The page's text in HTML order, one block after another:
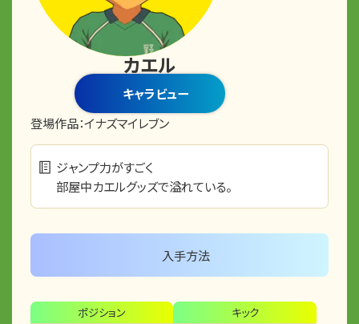
カエル
キャラビュー
登場作品：イナズマイレブン
ジャンプ力がすごく
部屋中カエルグッズで溢れている。
入手方法
ポジション
キック